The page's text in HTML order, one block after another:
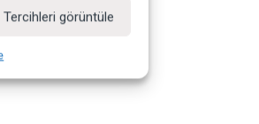
Tercihleri görüntüle